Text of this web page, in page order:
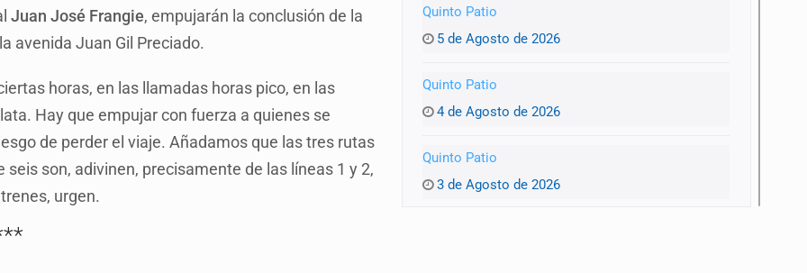
Valeria Márquez
en Jalisco es un “foco rojo” de gran magnitud: Economista
Juan José Frangie, empujarán la conclusión de la
avenida Juan Gil Preciado.
horas, en las llamadas horas pico, en las
Hay que empujar con fuerza a quienes se
de perder el viaje. Añadamos que las tres rutas
son, adivinen, precisamente de las líneas 1 y 2,
urgen.
Quinto Patio
5 de Agosto de 2026
Quinto Patio
4 de Agosto de 2026
Quinto Patio
3 de Agosto de 2026